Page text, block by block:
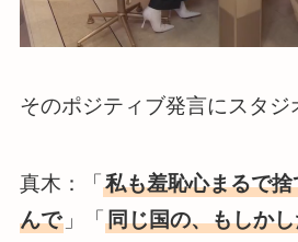
そのポジティブ発言にスタジ
真木：「私も羞恥心まるで
んで」「同じ国の、もしか